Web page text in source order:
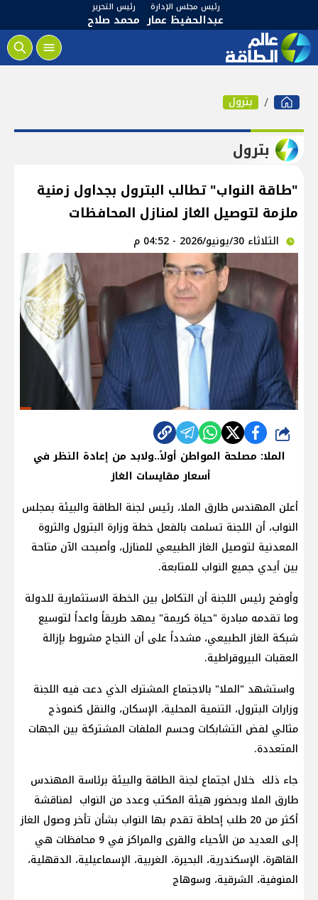
رئيس مجلس الإدارة
عبدالحفيظ عمار
رئيس التحرير
محمد صلاح
بترول
بترول
"طاقة النواب" تطالب البترول بجداول زمنية
ملزمة لتوصيل الغاز لمنازل المحافظات
الثلاثاء 30/يونيو/2026 - 04:52 م
شارك
الملا: مصلحة المواطن أولاً..ولابد من إعادة النظر في
أسعار مقايسات الغاز
أعلن المهندس طارق الملا، رئيس لجنة الطاقة والبيئة بمجلس
النواب، أن اللجنة تسلمت بالفعل خطة وزارة البترول والثروة
المعدنية لتوصيل الغاز الطبيعي للمنازل، وأصبحت الآن متاحة
بين أيدي جميع النواب للمتابعة.
وأوضح رئيس اللجنة أن التكامل بين الخطة الاستثمارية للدولة
وما تقدمه مبادرة "حياة كريمة" يمهد طريقاً واعداً لتوسيع
شبكة الغاز الطبيعي، مشدداً على أن النجاح مشروط بإزالة
العقبات البيروقراطية.
واستشهد "الملا" بالاجتماع المشترك الذي دعت فيه اللجنة
وزارات البترول، التنمية المحلية، الإسكان، والنقل كنموذج
مثالي لفض التشابكات وحسم الملفات المشتركة بين الجهات
المتعددة.
جاء ذلك خلال اجتماع لجنة الطاقة والبيئة برئاسة المهندس
طارق الملا وبحضور هيئة المكتب وعدد من النواب لمناقشة
أكثر من 20 طلب إحاطة تقدم بها النواب بشأن تأخر وصول الغاز
إلى العديد من الأحياء والقرى والمراكز في 9 محافظات هي
القاهرة، الإسكندرية، البحيرة، الغربية، الإسماعيلية، الدقهلية،
المنوفية، الشرقية، وسوهاج